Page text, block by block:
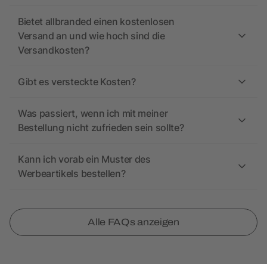
Bietet allbranded einen kostenlosen
Versand an und wie hoch sind die
Versandkosten?
Gibt es versteckte Kosten?
Was passiert, wenn ich mit meiner
Bestellung nicht zufrieden sein sollte?
Kann ich vorab ein Muster des
Werbeartikels bestellen?
Alle FAQs anzeigen